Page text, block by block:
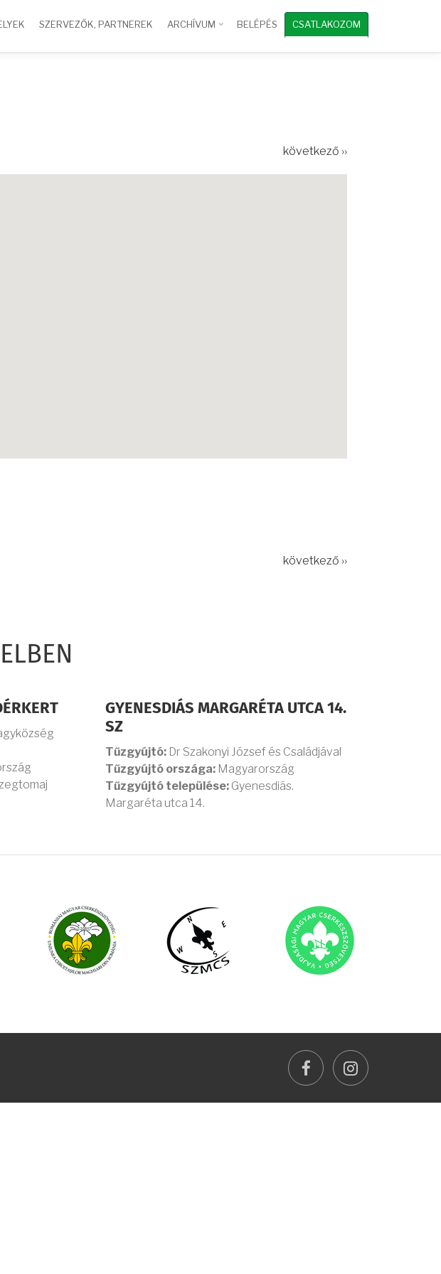
SZERVEZŐK, PARTNEREK ARCHÍVUM BELÉPÉS CSATLAKOZOM
következő ››
következő ››
GYENESDIÁS MARGARÉTA UTCA 14.
SZ
Tűzgyújtó: Dr Szakonyi József és Családjával
Tűzgyújtó országa: Magyarország
Tűzgyújtó települése: Gyenesdiás.
Margaréta utca 14.
facebookinstagram